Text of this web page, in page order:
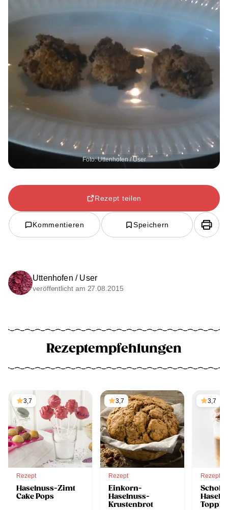
Foto: Uttenhofen / User
Rezept teilen
Kommentieren Speichern
Uttenhofen / User
veröffentlicht am 27.08.2015
Rezeptempfehlungen
3,7
Rezept
Haselnuss-Zimt
Cake Pops
3,7
Rezept
Einkorn-
Haselnuss-
Krustenbrot
3,7
Rezept